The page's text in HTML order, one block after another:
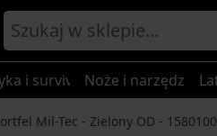
i survival Noże i narzędzia
Mil-Tec - Zielony OD -